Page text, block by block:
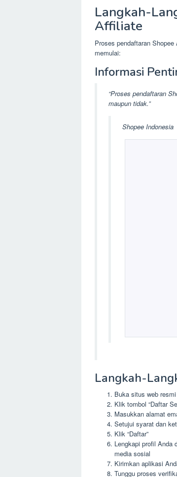
Langkah-
Affiliate
Proses pendaftaran
memulai:
Informasi
“Proses pendaftaran
maupun tidak.”
Shopee Indonesia
Langkah-
Buka situs web
Klik tombol “Daftar
Masukkan alamat
Setujui syarat dan
Klik “Daftar”
Lengkapi profil Anda
media sosial
Kirimkan aplikasi
Tunggu proses